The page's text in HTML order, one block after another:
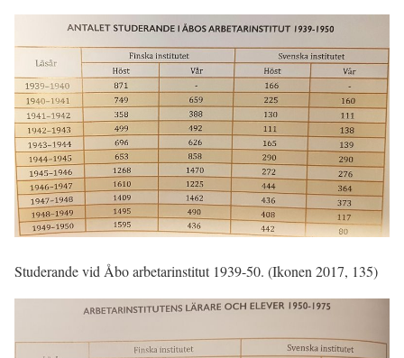
Studerande vid Åbo arbetarinstitut 1939-50. (Ikonen 2017, 135)